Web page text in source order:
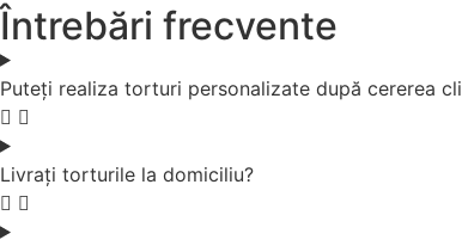
Întrebări frecvente
Puteți realiza torturi personalizate după cererea
Livrați torturile la domiciliu?